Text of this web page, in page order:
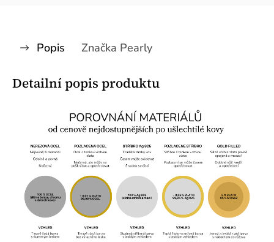
Popis Značka Pearly
Detailní popis produktu